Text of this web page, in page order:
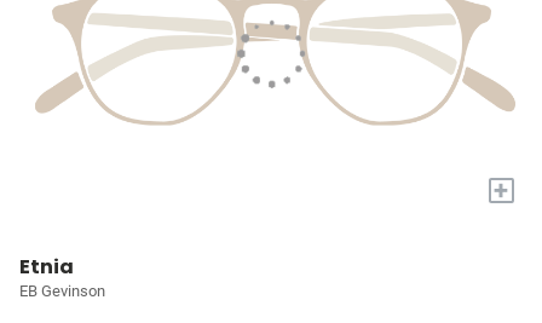
+
Etnia
EB Gevinson